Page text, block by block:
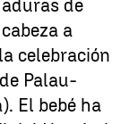
de
a
celebración
Palau-
El bebé ha